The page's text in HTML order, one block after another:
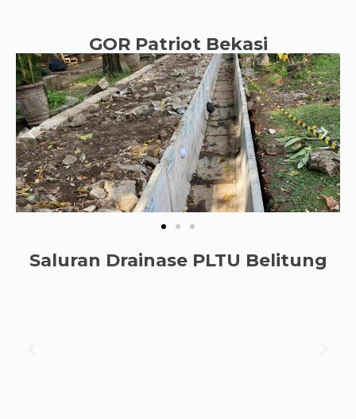
GOR Patriot Bekasi
Saluran Drainase PLTU Belitung